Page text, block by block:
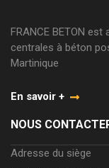
FRANCE BETON est
centrales à béton
Martinique
En savoir +
NOUS
Adresse du siège